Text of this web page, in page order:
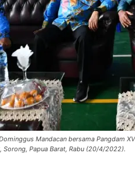
Mandacan bersama Pangdam
Sorong, Papua Barat, Rabu (20/4/2022).